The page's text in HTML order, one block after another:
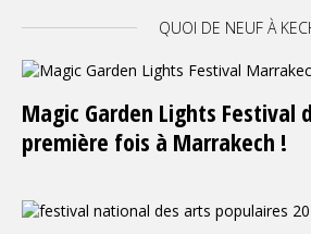
QUOI DE NEUF À
Magic Garden Lights Festival
première fois à Marrakech !